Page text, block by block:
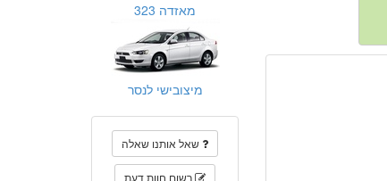
מאזדה 323
מיצובישי לנסר
שאל אותנו שאלה
רשום חוות דעת